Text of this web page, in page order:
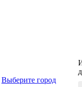
Выберите город